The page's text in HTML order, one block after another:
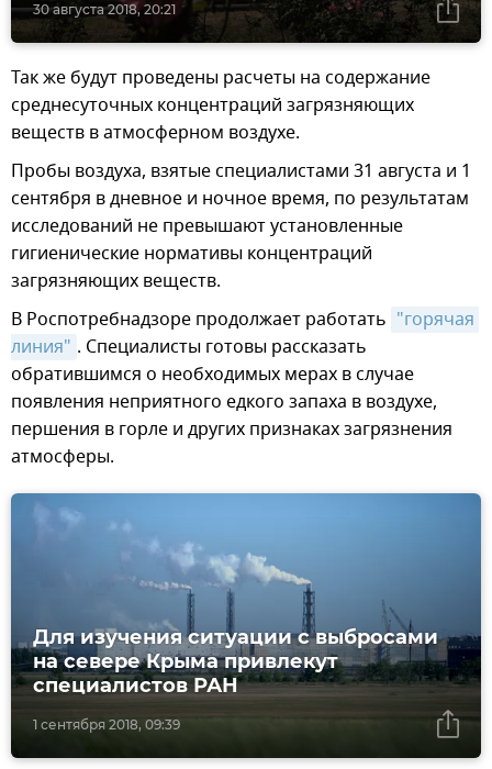
30 августа 2018, 20:21
Так же будут проведены расчеты на содержание
среднесуточных концентраций загрязняющих
веществ в атмосферном воздухе.
Пробы воздуха, взятые специалистами 31 августа и 1
сентября в дневное и ночное время, по результатам
исследований не превышают установленные
гигиенические нормативы концентраций
загрязняющих веществ.
В Роспотребнадзоре продолжает работать "горячая
линия" . Специалисты готовы рассказать
обратившимся о необходимых мерах в случае
появления неприятного едкого запаха в воздухе,
першения в горле и других признаках загрязнения
атмосферы.
1 сентября 2018, 09:39
Для изучения ситуации с выбросами
на севере Крыма привлекут
специалистов РАН